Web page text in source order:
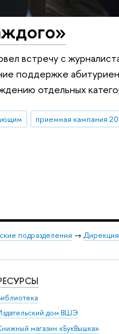
встречу с
поддержке
отдельных
приемная кампания
подразделения →
дом ВШЭ
магазин «БукВышка»